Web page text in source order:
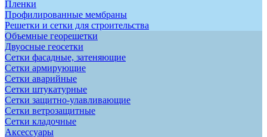
Пленки
Профилированные мембраны
Решетки и сетки для строительства
Объемные георешетки
Двуосные геосетки
Сетки фасадные, затеняющие
Сетки армирующие
Сетки аварийные
Сетки штукатурные
Сетки защитно-улавливающие
Сетки ветрозащитные
Сетки кладочные
Аксессуары